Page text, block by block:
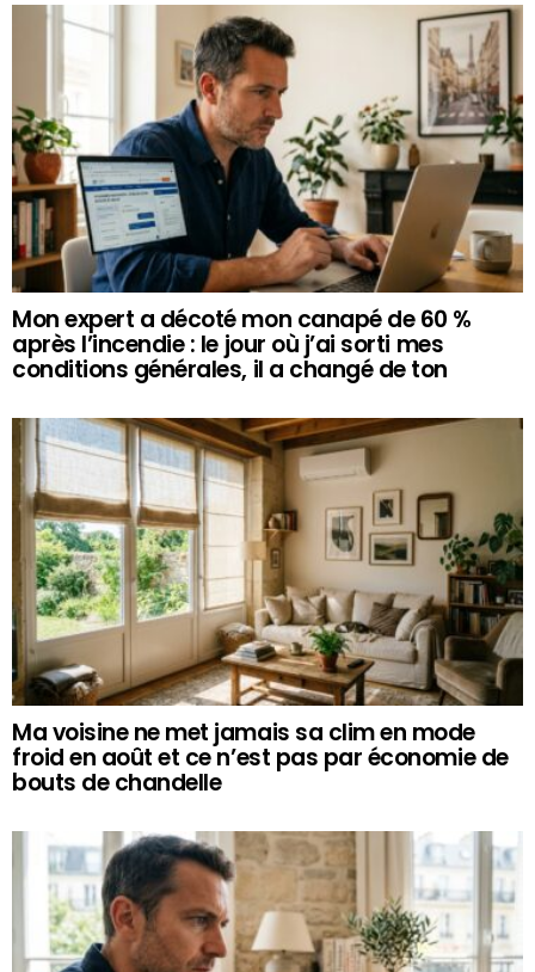
Mon expert a décoté mon canapé de 60 %
après l’incendie : le jour où j’ai sorti mes
conditions générales, il a changé de ton
Ma voisine ne met jamais sa clim en mode
froid en août et ce n’est pas par économie de
bouts de chandelle